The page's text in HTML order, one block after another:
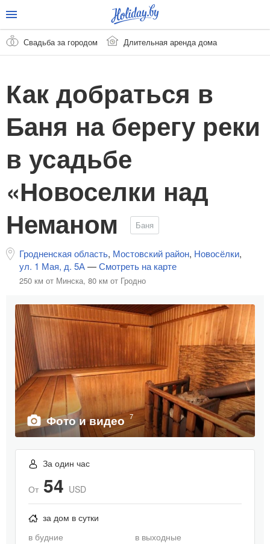
Свадьба за городом Длительная аренда дома
Как добраться в
Баня на берегу реки
в усадьбе
«Новоселки над
Неманом
Баня
Гродненская область, Мостовский район, Новосёлки,
ул. 1 Мая, д. 5А—Смотреть на карте
250 км от Минска, 80 км от Гродно
Фото и видео 7
За один час
От 54 USD
за дом в сутки
в будние
в выходные